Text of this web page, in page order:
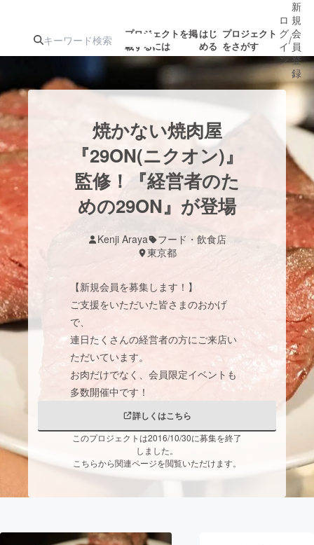
プロジェクトを掲
載するには
はじ
める
プロジェクト
をさがす
人気のプロ
ジェクト
注目のリ 注目の新着プロ
ジェクト
募集終了が近いプ
ロジェクト
もうすぐ公開
されます
アート・写真
ゲーム・
書籍・雑誌
ビジネス・起業 チャレンジ
まちづくり・地域活性化
CAMPFIRE for Social Good CAMPFIRE Creation
CAMPFIREふるさと納税machi-ya コミュニティ
ロ
グ
イ
ン
/
新
規
会
員
登
録
焼かない焼肉屋
『29ON(ニクオン)』
監修！『経営者のた
めの29ON』が登場
Kenji Araya
フード・飲食店
東京都
【新規会員を募集します！】
ご支援をいただいた皆さまのおかげ
で、
連日たくさんの経営者の方にご来店い
ただいています。
お肉だけでなく、会員限定イベントも
詳しくはこちら
このプロジェクトは2016/10/30に募集を終了
しました。
こちらから関連ページを閲覧いただけます。